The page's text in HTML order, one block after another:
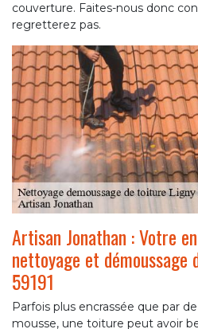
couverture. Faites-nous donc
regretterez pas.
Artisan Jonathan : Votre
nettoyage et
59191
Parfois plus encrassée que par
mousse, une toiture peut avoir